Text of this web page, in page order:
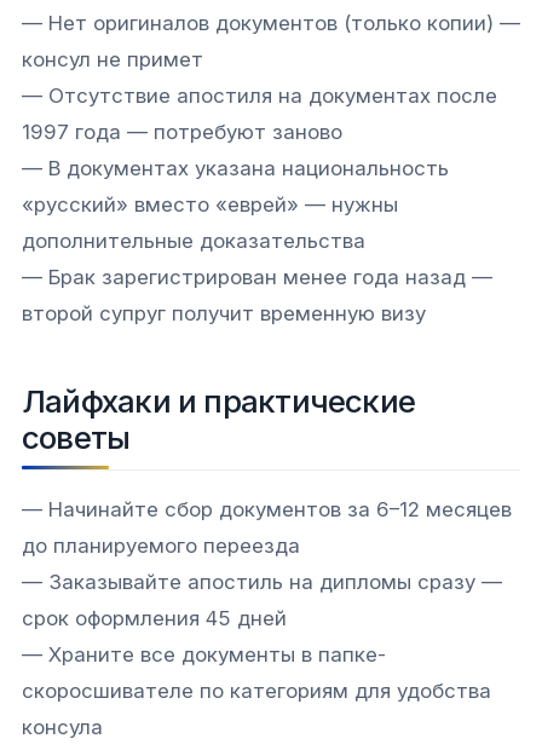
— Нет оригиналов документов (только копии) —
консул не примет
— Отсутствие апостиля на документах после
1997 года — потребуют заново
— В документах указана национальность
«русский» вместо «еврей» — нужны
дополнительные доказательства
— Брак зарегистрирован менее года назад —
второй супруг получит временную визу
Лайфхаки и практические
советы
— Начинайте сбор документов за 6–12 месяцев
до планируемого переезда
— Заказывайте апостиль на дипломы сразу —
срок оформления 45 дней
— Храните все документы в папке-
скоросшивателе по категориям для удобства
консула